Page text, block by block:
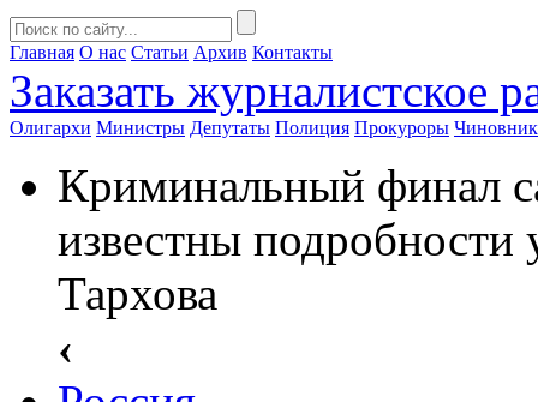
Главная О нас Статьи Архив Контакты
Заказать журналистское
Олигархи Министры Депутаты Полиция Прокуроры
Криминальный финал
известны подробности
Тархова
‹